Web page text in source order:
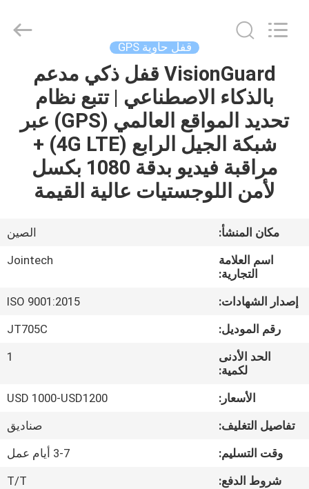
الصفحة
الرئيسية
منتجات
عرض
الافتراضي
معلومات
عنا
جولة
المعمل
مراقبة
الجودة
قفل حاوية GPS
VisionGuard قفل ذكي مدعم
بالذكاء الاصطناعي | تتبع نظام
تحديد المواقع العالمي (GPS) عبر
شبكة الجيل الرابع (4G LTE) +
مراقبة فيديو بدقة 1080 بكسل
لأمن اللوجستيات عالية القيمة
مكان المنشأ:
الصين
اسم العلامة
التجارية:
Jointech
إصدار الشهادات:
ISO 9001:2015
رقم الموديل:
JT705C
الحد الأدنى
لكمية:
1
الأسعار:
USD 1000-USD1200
تفاصيل التغليف:
صناديق
وقت التسليم:
3-7 أيام عمل
شروط الدفع:
T/T